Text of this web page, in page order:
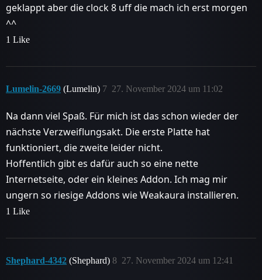
geklappt aber die clock 8 uff die mach ich erst morgen
^^
1 Like
Lumelin-2669 (Lumelin) 27. November 2024 um 11:02
7
Na dann viel Spaß. Für mich ist das schon wieder der
nächste Verzweiflungsakt. Die erste Platte hat
funktioniert, die zweite leider nicht.
Hoffentlich gibt es dafür auch so eine nette
Internetseite, oder ein kleines Addon. Ich mag mir
ungern so riesige Addons wie Weakaura installieren.
1 Like
Shephard-4342 (Shephard) 27. November 2024 um 12:41
8